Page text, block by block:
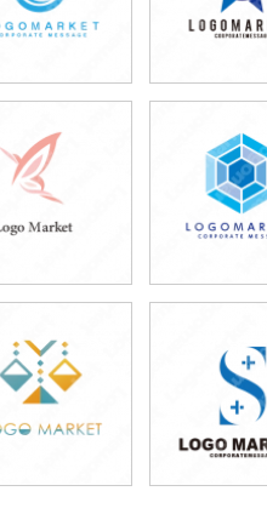
39,800円
(税込43,780円)
39,800
(税込43,780
39,800円
(税込43,780円)
39,800円
(税込43,780